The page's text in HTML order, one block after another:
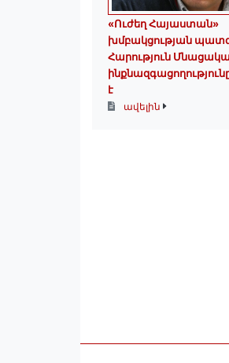
«Ուժեղ Հայաստան»
խմբակցության
Հարություն
է
ավելին